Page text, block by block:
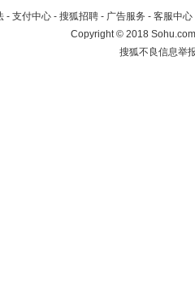
- 支付中心 - 搜狐招聘 - 广告服务 - 客服中心
Copyright©2018
搜狐不良信息举